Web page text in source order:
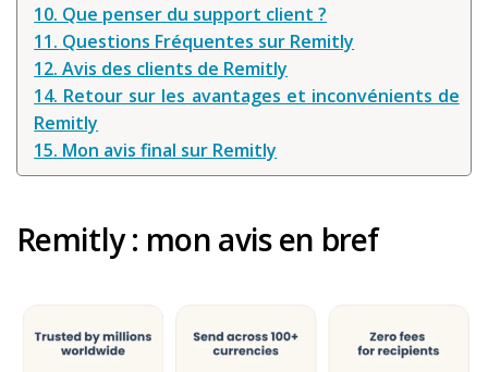
10. Que penser du support client ?
11. Questions Fréquentes sur Remitly
12. Avis des clients de Remitly
14. Retour sur les avantages et inconvénients de
Remitly
15. Mon avis final sur Remitly
Remitly : mon avis en bref